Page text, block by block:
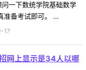
一下数统学院基础数学
准备考试即可。 ...
17
网上显示是34人以哪